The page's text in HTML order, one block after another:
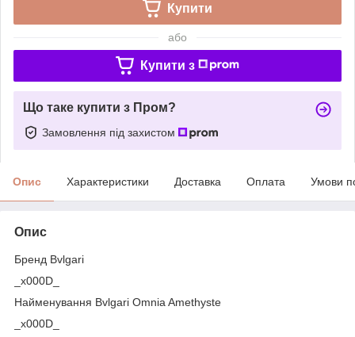
Купити
або
Купити з
Що таке купити з Пром?
Замовлення під захистом
Опис Характеристики Доставка Оплата Умови
Опис
Бренд Bvlgari
_x000D_
Найменування Bvlgari Omnia Amethyste
_x000D_